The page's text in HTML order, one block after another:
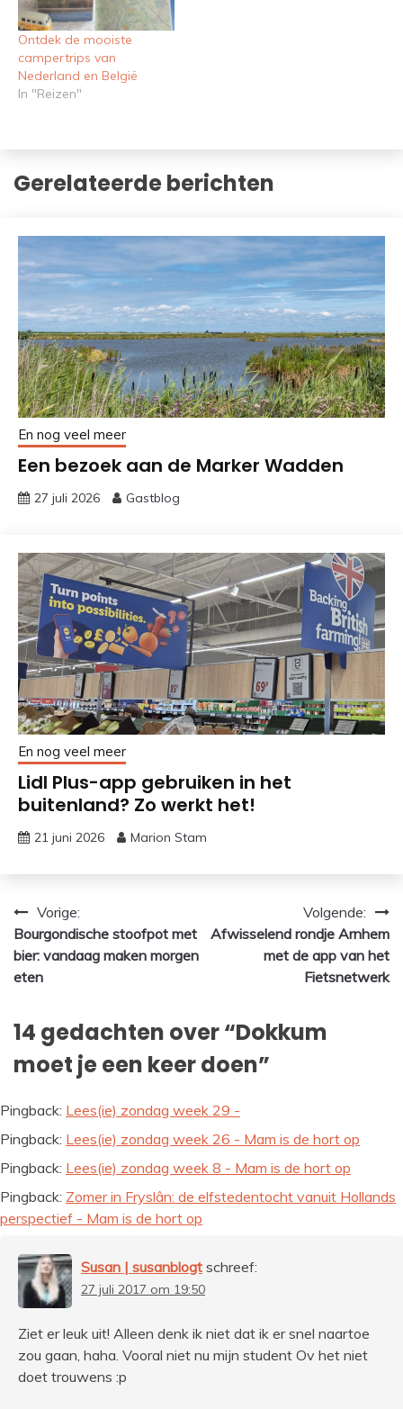
Ontdek de mooiste
campertrips van
Nederland en België
In "Reizen"
Gerelateerde berichten
En nog veel meer
Een bezoek aan de Marker Wadden
27 juli 2026 Gastblog
En nog veel meer
Lidl Plus-app gebruiken in het
buitenland? Zo werkt het!
21 juni 2026 Marion Stam
Bericht
navigatie
Vorige:
Bourgondische stoofpot met
bier: vandaag maken morgen
eten
Volgende:
Afwisselend rondje Arnhem
met de app van het
Fietsnetwerk
14 gedachten over “Dokkum
moet je een keer doen”
Pingback: Lees(ie) zondag week 29 -
Pingback: Lees(ie) zondag week 26 - Mam is de hort op
Pingback: Lees(ie) zondag week 8 - Mam is de hort op
Pingback: Zomer in Fryslân: de elfstedentocht vanuit Hollands
perspectief - Mam is de hort op
Susan | susanblogt schreef:
27 juli 2017 om 19:50
Ziet er leuk uit! Alleen denk ik niet dat ik er snel naartoe
zou gaan, haha. Vooral niet nu mijn student Ov het niet
doet trouwens :p